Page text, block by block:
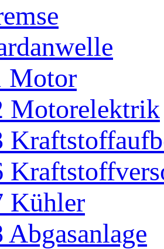
Motor
Motorelektrik
Kühler
Abgasanlage